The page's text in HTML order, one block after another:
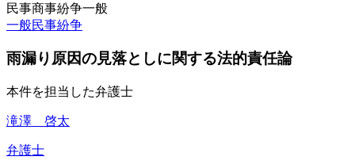
民事商事紛争一般
一般民事紛争
雨漏り原因の見落としに関する法的責任論
本件を担当した弁護士
滝澤 啓太
弁護士